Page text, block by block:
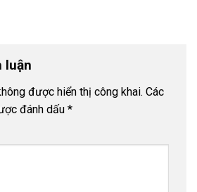
luận
được hiển thị công khai. Các
đánh dấu *